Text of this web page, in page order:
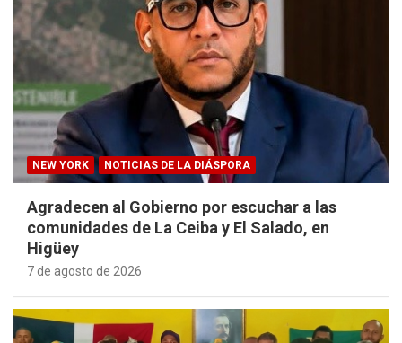
NEW YORK NOTICIAS DE LA DIÁSPORA
Agradecen al Gobierno por escuchar a las
comunidades de La Ceiba y El Salado, en
Higüey
7 de agosto de 2026